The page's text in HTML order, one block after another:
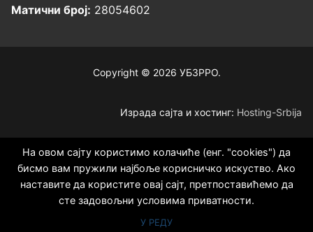
Матични број: 28054602
Copyright © 2026 УБЗРРО.
Израда сајта и хостинг: Hosting-Srbija
На овом сајту користимо колачиће (енг. "cookies") да
бисмо вам пружили најбоље корисничко искуство. Ако
наставите да користите овај сајт, претпоставићемо да
сте задовољни условима приватности.
У РЕДУ